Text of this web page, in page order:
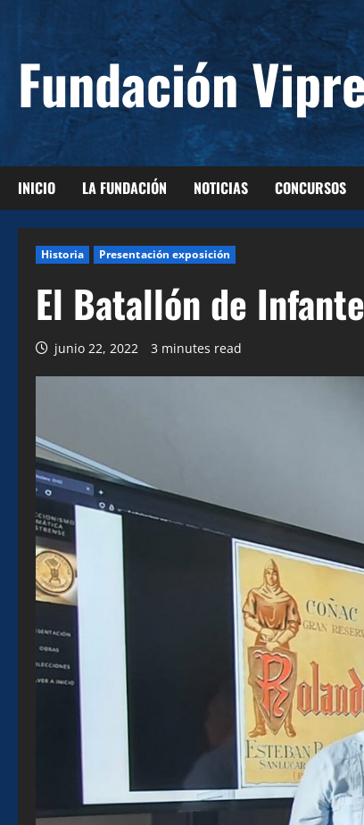
contenido
Fundación
INICIO LA FUNDACIÓN NOTICIAS CONCURSOS
Historia Presentación exposición
El Batallón de
junio 22, 2022 3 minutes read